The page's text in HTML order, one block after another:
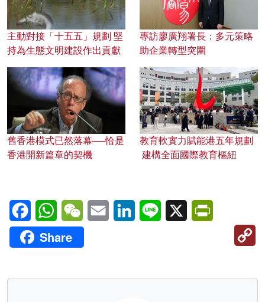
主動對接「十五五」規劃 堅
持為生態文明建設作出貢獻
專訪廖廣翔署長：多元策略
助企業轉型突圍
舊香港模式已然落幕──恰是
香港開新篇章的契機
教育軟實力賦能港五年規劃
建構全面國際教育樞紐
FacebookWhatsAppWeChatEmail LinkedInLine X
Share